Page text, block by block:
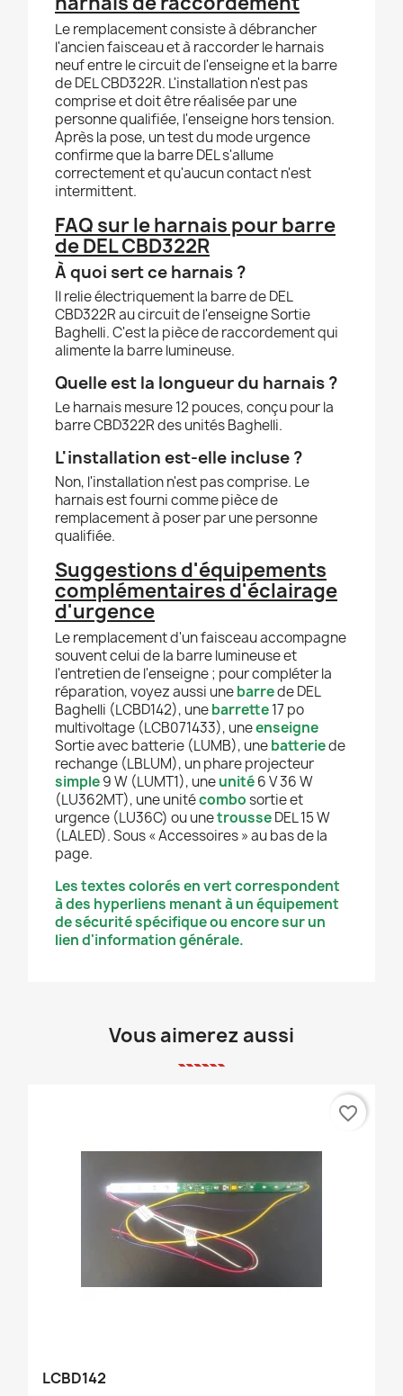
Le remplacement consiste à débrancher
l'ancien faisceau et à raccorder le harnais
neuf entre le circuit de l'enseigne et la barre
de DEL CBD322R. L'installation n'est pas
comprise et doit être réalisée par une
personne qualifiée, l'enseigne hors tension.
Après la pose, un test du mode urgence
confirme que la barre DEL s'allume
correctement et qu'aucun contact n'est
intermittent.
FAQ sur le harnais pour barre
de DEL CBD322R
À quoi sert ce harnais ?
Il relie électriquement la barre de DEL
CBD322R au circuit de l'enseigne Sortie
Baghelli. C'est la pièce de raccordement qui
alimente la barre lumineuse.
Quelle est la longueur du harnais ?
Le harnais mesure 12 pouces, conçu pour la
barre CBD322R des unités Baghelli.
L'installation est-elle incluse ?
Non, l'installation n'est pas comprise. Le
harnais est fourni comme pièce de
remplacement à poser par une personne
qualifiée.
Suggestions d'équipements
complémentaires d'éclairage
d'urgence
Le remplacement d'un faisceau accompagne
souvent celui de la barre lumineuse et
l'entretien de l'enseigne ; pour compléter la
réparation, voyez aussi unebarrede DEL
Baghelli (LCBD142), unebarrette17 po
multivoltage (LCB071433), uneenseigne
Sortie avec batterie (LUMB), unebatteriede
rechange (LBLUM), un phare projecteur
simple9 W (LUMT1), uneunité6 V 36 W
(LU362MT), une unitécombosortie et
urgence (LU36C) ou unetrousseDEL 15 W
(LALED). Sous « Accessoires » au bas de la
page.
Les textes colorés en vert correspondent
à des hyperliens menant à un équipement
de sécurité spécifique ou encore sur un
lien d'information générale.
Vous aimerez aussi
LCBD142
favorite_border